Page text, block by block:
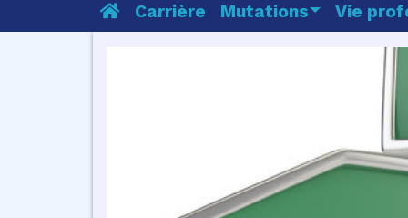
Carrière Mutations Vie